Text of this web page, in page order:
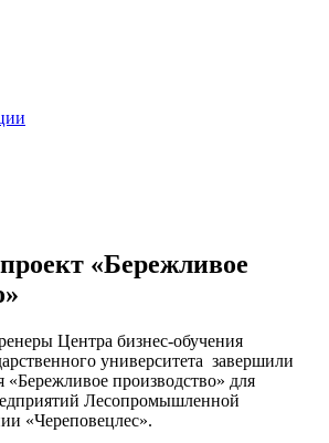
«Бережливое
Центра бизнес-обучения
университета завершили
«Бережливое производство» для
Лесопромышленной
«Череповецлес».